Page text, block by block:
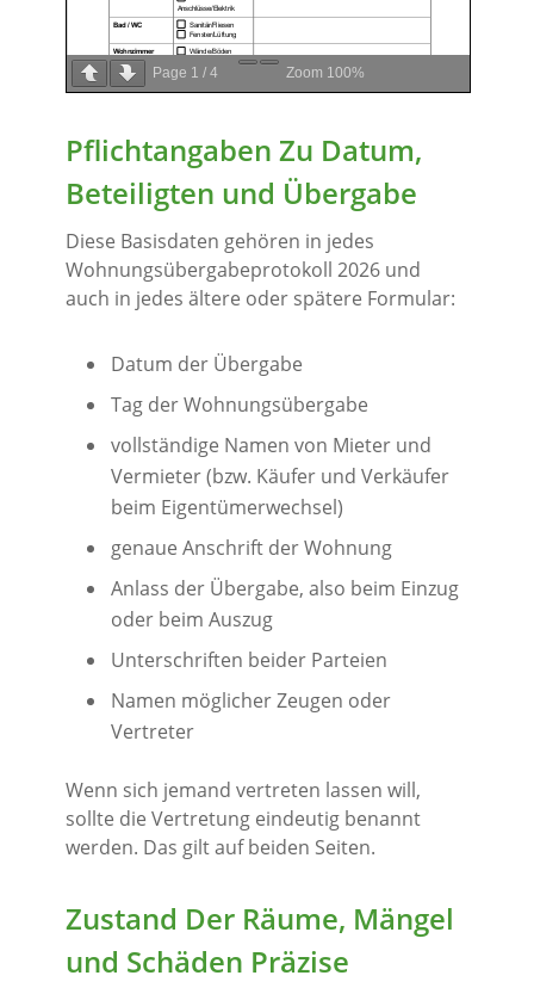
Page 1 / 4 Zoom 100%
Pflichtangaben Zu Datum,
Beteiligten und Übergabe
Diese Basisdaten gehören in jedes
Wohnungsübergabeprotokoll 2026 und
auch in jedes ältere oder spätere Formular:
Datum der Übergabe
Tag der Wohnungsübergabe
vollständige Namen von Mieter und
Vermieter (bzw. Käufer und Verkäufer
beim Eigentümerwechsel)
genaue Anschrift der Wohnung
Anlass der Übergabe, also beim Einzug
oder beim Auszug
Unterschriften beider Parteien
Namen möglicher Zeugen oder
Vertreter
Wenn sich jemand vertreten lassen will,
sollte die Vertretung eindeutig benannt
werden. Das gilt auf beiden Seiten.
Zustand Der Räume, Mängel
und Schäden Präzise